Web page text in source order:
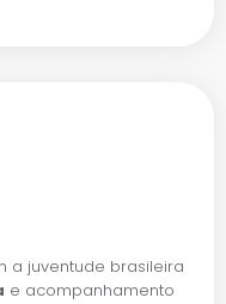
a juventude brasileira
e acompanhamento